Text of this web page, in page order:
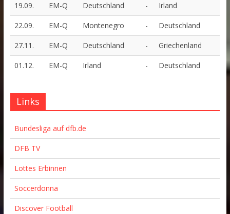
19.09. EM-Q Deutschland - Irland
22.09. EM-Q Montenegro - Deutschland
27.11. EM-Q Deutschland - Griechenland
01.12. EM-Q Irland - Deutschland
Links
Bundesliga auf dfb.de
DFB TV
Lottes Erbinnen
Soccerdonna
Discover Football